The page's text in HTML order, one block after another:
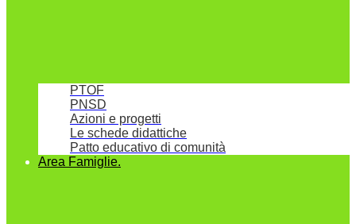
PTOF
PNSD
Azioni e progetti
Le schede didattiche
Patto educativo di comunità
Area Famiglie.